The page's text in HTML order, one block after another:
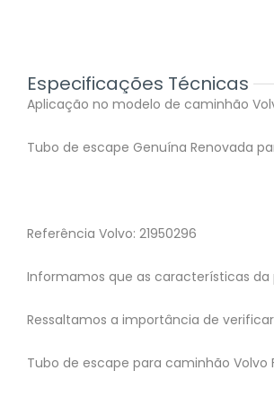
Especificações Técnicas
Aplicação no modelo de caminhão
Tubo de escape Genuína Renovada
Referência Volvo: 21950296
Informamos que as características
Ressaltamos a importância de
Tubo de escape para caminhão